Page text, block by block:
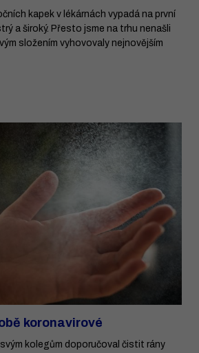
kapek v lékárnách vypadá na první
a široký. Přesto jsme na trhu nenašli
složením vyhovovaly nejnovějším
koronavirové
kolegům doporučoval čistit rány